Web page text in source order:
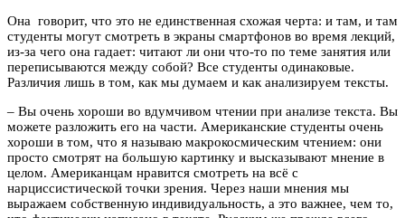
Она говорит, что это не единственная схожая черта: и там, и там
студенты могут смотреть в экраны смартфонов во время лекций,
из-за чего она гадает: читают ли они что-то по теме занятия или
переписываются между собой? Все студенты одинаковые.
Различия лишь в том, как мы думаем и как анализируем тексты.
– Вы очень хороши во вдумчивом чтении при анализе текста. Вы
можете разложить его на части. Американские студенты очень
хороши в том, что я называю макрокосмическим чтением: они
просто смотрят на большую картинку и высказывают мнение в
целом. Американцам нравится смотреть на всё с
нарциссистической точки зрения. Через наши мнения мы
выражаем собственную индивидуальность, а это важнее, чем то,